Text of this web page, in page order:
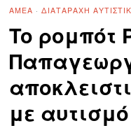
ΑΜΕΑ · ΔΙΑΤΑΡΑΧΉ
To ρομπότ
με αυτισμό